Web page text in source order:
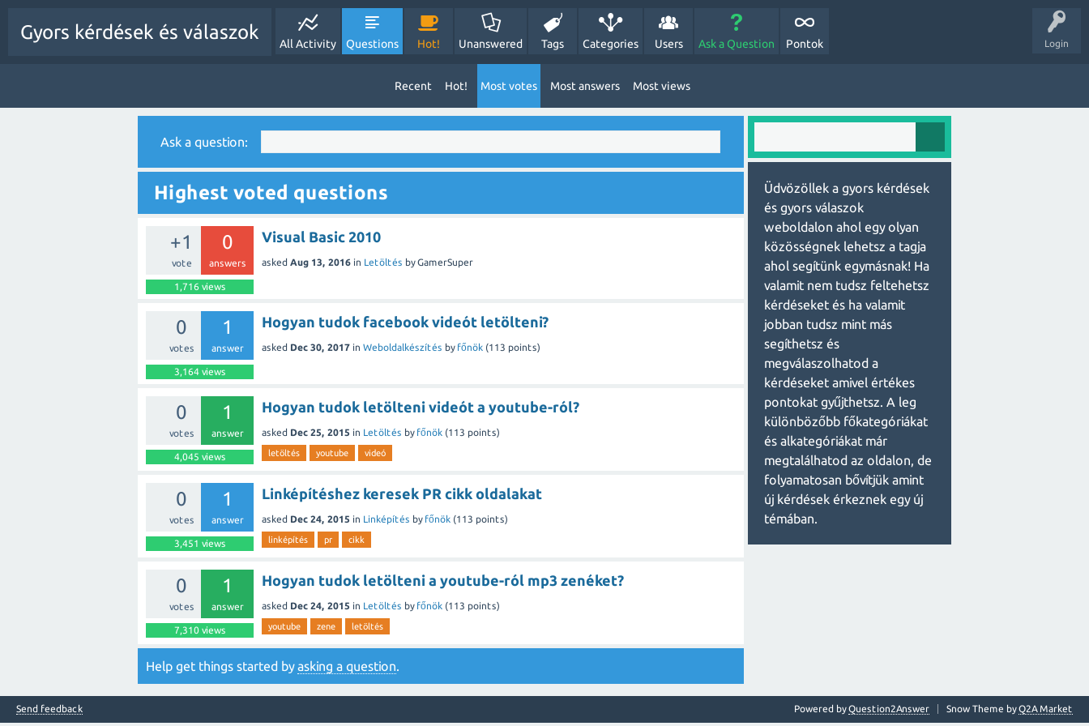
Login
Gyors kérdések és válaszok
All Activity Questions Hot! Unanswered Tags Categories Users Ask a Question Pontok
Recent Hot! Most votes Most answers Most views
Ask a question:
Highest voted questions
+1
vote
0
answers
1,716 views
Visual Basic 2010
asked Aug 13, 2016 in Letöltés byGamerSuper
0
votes
1
answer
3,164views
Hogyan tudok facebook videót letölteni?
asked Dec 30, 2017 in Weboldalkészítés by főnök (113 points)
0
votes
1
answer
4,045 views
Hogyan tudok letölteni videót a youtube-ról?
asked Dec 25, 2015 in Letöltés by főnök (113 points)
letöltés youtube videó
0
votes
1
answer
3,451 views
Linképítéshez keresek PR cikk oldalakat
asked Dec 24, 2015 in Linképítés by főnök (113 points)
linképítés pr cikk
0
votes
1
answer
7,310views
Hogyan tudok letölteni a youtube-ról mp3 zenéket?
asked Dec 24, 2015 in Letöltés by főnök (113 points)
youtube zene letöltés
Help get things started byasking a question.
Üdvözöllek a gyors kérdések
és gyors válaszok
weboldalon ahol egy olyan
közösségnek lehetsz a tagja
ahol segítünk egymásnak! Ha
valamit nem tudsz feltehetsz
kérdéseket és ha valamit
jobban tudsz mint más
segíthetsz és
megválaszolhatod a
kérdéseket amivel értékes
pontokat gyűjthetsz. A leg
különbözőbb főkategóriákat
és alkategóriákat már
megtalálhatod az oldalon, de
folyamatosan bővítjük amint
új kérdések érkeznek egy új
témában.
Send feedback Snow Theme byQ2A Market
Powered byQuestion2Answer